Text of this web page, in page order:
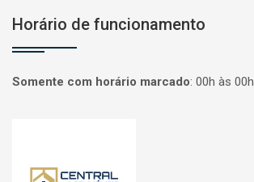
Horário de funcionamento
Somente com horário marcado: 00h às 00h